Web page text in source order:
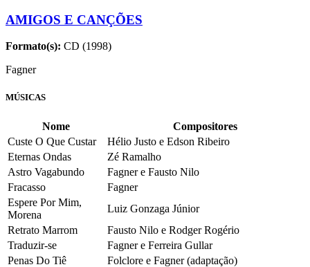
AMIGOS E CANÇÕES
Formato(s): CD (1998)
Fagner
MÚSICAS
Nome
Compositores
Custe O Que Custar
Hélio Justo e Edson Ribeiro
Eternas Ondas
Zé Ramalho
Astro Vagabundo
Fagner e Fausto Nilo
Fracasso
Fagner
Espere Por Mim,
Morena
Luiz Gonzaga Júnior
Retrato Marrom
Fausto Nilo e Rodger Rogério
Traduzir-se
Fagner e Ferreira Gullar
Penas Do Tiê
Folclore e Fagner (adaptação)